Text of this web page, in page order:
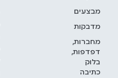
מבצעים
מדבקות
מחברות,
דפדפות,
בלוק
כתיבה